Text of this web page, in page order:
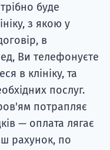
буде
з якою у
в
Ви телефонуєте
в клініку, та
послуг.
потрапляє
— оплата лягає
рахунок, по